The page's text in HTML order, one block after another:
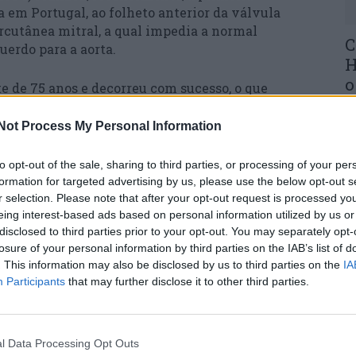
Process My Personal Information
opt-out of the sale, sharing to third parties, or processing of your
for targeted advertising by us, please use the below opt-out
selection. Please note that after your opt-out request is processed
interest-based ads based on personal information utilized by us
to third parties prior to your opt-out. You may separately
of your personal information by third parties on the IAB’s list of
This information may also be disclosed by us to third parties on the
Participants that may further disclose it to other third parties.
Data Processing Opt Outs
Portugal, ao folheto anterior da válvula
mitral, a qual impedia a normal
para a aorta.
75 anos e decorreu com sucesso, o que
cansaço extremo, a redução do risco de
a melhoria da qualidade de vida do
técnica pouco invasiva que permite o corte
de guias/cateteres e corrente elétrica.
de estruturas cardíacas estavam limitadas à
invasiva.
evitar a obstrução coronária após
(TAVI) ou para evitar a obstrução da câmara
de válvula percutânea em posição
30